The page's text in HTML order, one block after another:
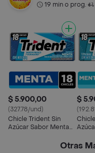
19 min o prog.•
$ 5.900,00
(327.78/und)
Chicle Trident Sin
Azúcar Sabor Menta
$
Otras